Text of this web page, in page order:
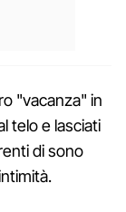
"vacanza" in
telo e lasciati
di sono